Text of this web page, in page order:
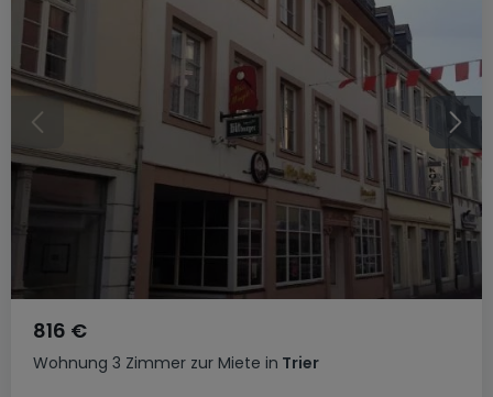
Wohnung 3 Zimmer zur Miete in Trier
816 €